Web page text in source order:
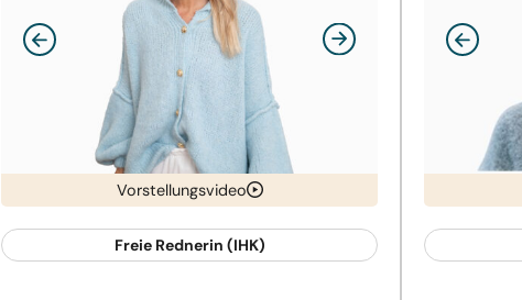
Vorstellungsvideo
Freie Rednerin (IHK)